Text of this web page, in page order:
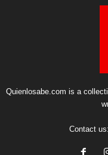
Quienlosabe.com is a
Contact us: